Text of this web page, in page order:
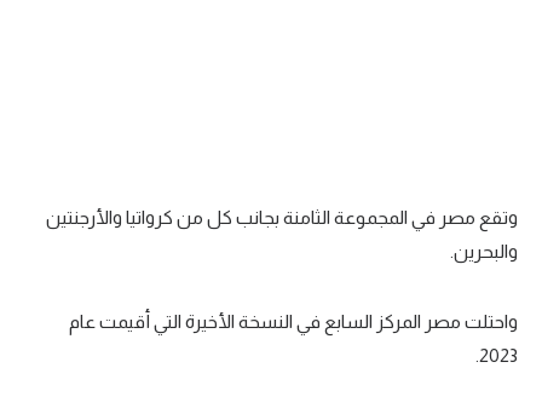
وتقع مصر في المجموعة الثامنة بجانب كل من كرواتيا والأرجنتين
والبحرين.
واحتلت مصر المركز السابع في النسخة الأخيرة التي أقيمت عام
2023.